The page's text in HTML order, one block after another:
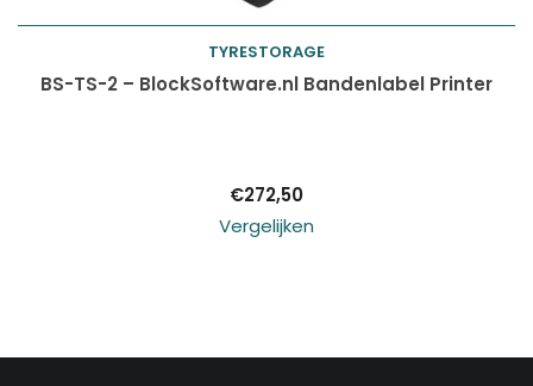
Toevoegen aan
TYRESTORAGE
BS-TS-2 – BlockSoftware.nl Bandenlabel Printer
€272,50
Vergelijken